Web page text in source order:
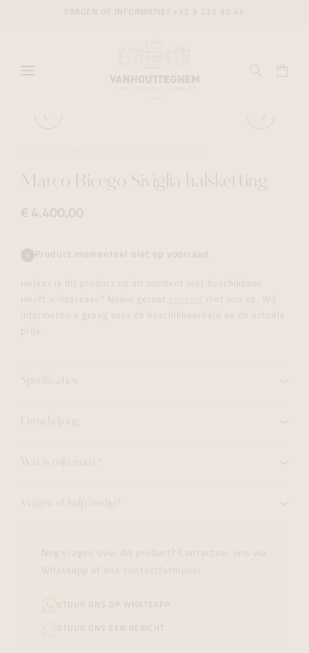
Marco Bicego Siviglia halsketting
€ 4.400,00
Product momenteel niet op voorraad.
Helaas is dit product op dit moment niet beschikbaar.
Heeft u interesse? Neem gerust
met ons op. Wij
informeren u graag over de beschikbaarheid en de actuele
prijs.
Specificaties
Omschrijving
Wat is mijn maat?
Vragen of hulp nodig?